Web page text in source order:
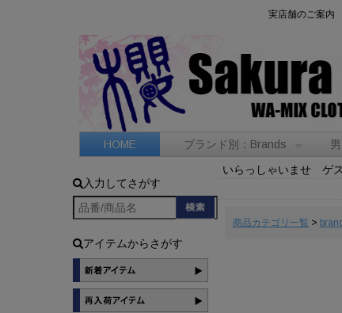
実店舗のご案内
HOME ブランド別：Brands
入力してさがす
アイテムからさがす
いらっしゃいませ ゲ
商品カテゴリ一覧 >